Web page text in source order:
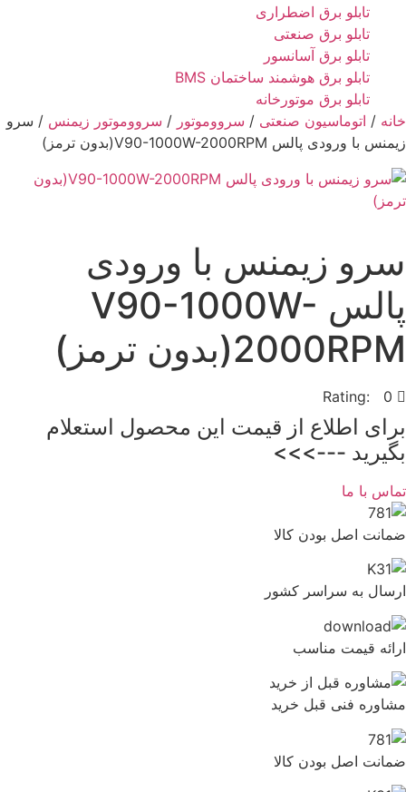
تابلو برق اضطراری
تابلو برق صنعتی
تابلو برق آسانسور
تابلو برق هوشمند ساختمان BMS
تابلو برق موتورخانه
خانه / اتوماسیون صنعتی / سرووموتور / سرووموتور زیمنس / سرو
زیمنس با ورودی پالس V90-1000W-2000RPM(بدون ترمز)
سرو زیمنس با ورودی
پالس V90-1000W-
2000RPM(بدون ترمز)
Rating: 0
برای اطلاع از قیمت این محصول استعلام
بگیرید --->>>
تماس با ما
ضمانت اصل بودن کالا
ارسال به سراسر کشور
ارائه قیمت مناسب
مشاوره فنی قبل خرید
ضمانت اصل بودن کالا